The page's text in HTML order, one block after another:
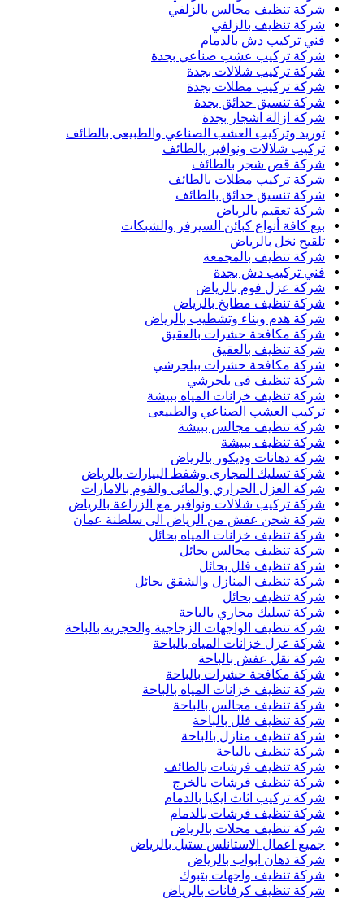
شركة تنظيف مجالس بالزلفي
شركة تنظيف بالزلفي
فني تركيب دش بالدمام
شركة تركيب عشب صناعي بجدة
شركة تركيب شلالات بجدة
شركة تركيب مظلات بجدة
شركة تنسيق حدائق بجدة
شركة ازالة اشجار بجدة
توريد وتركيب العشب الصناعي والطبيعى بالطائف
تركيب شلالات ونوافير بالطائف
شركة قص شجر بالطائف
شركة تركيب مظلات بالطائف
شركة تنسيق حدائق بالطائف
شركة تعقيم بالرياض
بيع كافة أنواع كبائن السيرفر والشبكات
تلقيح نخل بالرياض
شركة تنظيف بالمجمعة
فني تركيب دش بجدة
شركة عزل فوم بالرياض
شركة تنظيف مطابخ بالرياض
شركة هدم وبناء وتشطيب بالرياض
شركة مكافحة حشرات بالعقيق
شركة تنظيف بالعقيق
شركة مكافحة حشرات ببلجرشي
شركة تنظيف فى بلجرشي
شركة تنظيف خزانات المياه ببيشة
تركيب العشب الصناعي والطبيعى
شركة تنظيف مجالس ببيشة
شركة تنظيف ببيشة
شركة دهانات وديكور بالرياض
شركة تسليك المجارى وشفط البيارات بالرياض
شركة العزل الحراري والمائى والفوم بالامارات
شركة تركيب شلالات ونوافير مع الزراعة بالرياض
شركة شحن عفش من الرياض الى سلطنة عمان
شركة تنظيف خزانات المياه بحائل
شركة تنظيف مجالس بحائل
شركة تنظيف فلل بحائل
شركة تنظيف المنازل والشقق بحائل
شركة تنظيف بحائل
شركة تسليك مجاري بالباحة
شركة تنظيف الواجهات الزجاجية والحجرية بالباحة
شركة عزل خزانات المياه بالباحة
شركة نقل عفش بالباحة
شركة مكافحة حشرات بالباحة
شركة تنظيف خزانات المياه بالباحة
شركة تنظيف مجالس بالباحة
شركة تنظيف فلل بالباحة
شركة تنظيف منازل بالباحة
شركة تنظيف بالباحة
شركة تنظيف فرشات بالطائف
شركة تنظيف فرشات بالخرج
شركة تركيب اثاث ايكيا بالدمام
شركة تنظيف فرشات بالدمام
شركة تنظيف محلات بالرياض
جميع اعمال الاستانلس ستيل بالرياض
شركة دهان ابواب بالرياض
شركة تنظيف واجهات بتبوك
شركة تنظيف كرفانات بالرياض